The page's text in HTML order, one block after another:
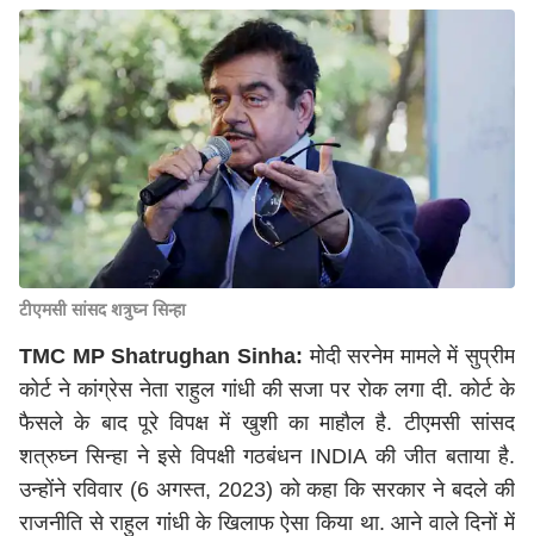
टीएमसी सांसद शत्रुघ्न सिन्हा
TMC MP Shatrughan Sinha: मोदी सरनेम मामले में सुप्रीम
कोर्ट ने कांग्रेस नेता राहुल गांधी की सजा पर रोक लगा दी. कोर्ट के
फैसले के बाद पूरे विपक्ष में खुशी का माहौल है. टीएमसी सांसद
शत्रुघ्न सिन्हा ने इसे विपक्षी गठबंधन INDIA की जीत बताया है.
उन्होंने रविवार (6 अगस्त, 2023) को कहा कि सरकार ने बदले की
राजनीति से राहुल गांधी के खिलाफ ऐसा किया था. आने वाले दिनों में